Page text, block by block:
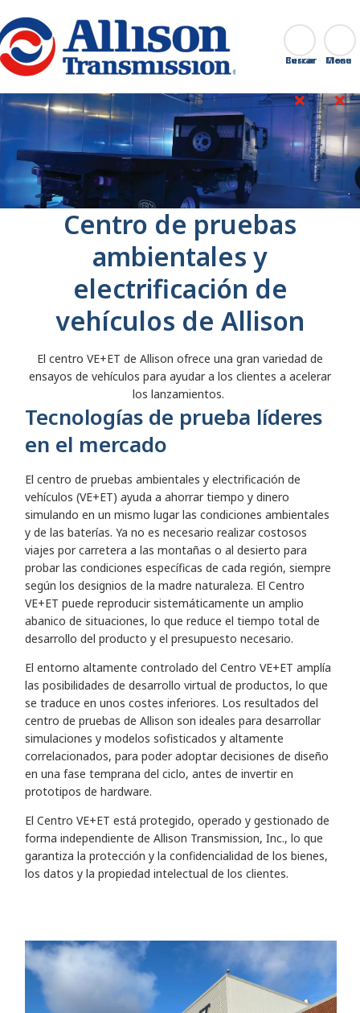
Go Home Buscar
Cerrar
Centro de pruebas
ambientales y
electrificación de
vehículos de Allison
El centro VE+ET de Allison ofrece una gran variedad de
ensayos de vehículos para ayudar a los clientes a acelerar
los lanzamientos.
Tecnologías de prueba líderes
en el mercado
El centro de pruebas ambientales y electrificación de
vehículos (VE+ET) ayuda a ahorrar tiempo y dinero
simulando en un mismo lugar las condiciones ambientales
y de las baterías. Ya no es necesario realizar costosos
viajes por carretera a las montañas o al desierto para
probar las condiciones específicas de cada región, siempre
según los designios de la madre naturaleza. El Centro
VE+ET puede reproducir sistemáticamente un amplio
abanico de situaciones, lo que reduce el tiempo total de
desarrollo del producto y el presupuesto necesario.
El entorno altamente controlado del Centro VE+ET amplía
las posibilidades de desarrollo virtual de productos, lo que
se traduce en unos costes inferiores. Los resultados del
centro de pruebas de Allison son ideales para desarrollar
simulaciones y modelos sofisticados y altamente
correlacionados, para poder adoptar decisiones de diseño
en una fase temprana del ciclo, antes de invertir en
prototipos de hardware.
El Centro VE+ET está protegido, operado y gestionado de
forma independiente de Allison Transmission, Inc., lo que
garantiza la protección y la confidencialidad de los bienes,
los datos y la propiedad intelectual de los clientes.